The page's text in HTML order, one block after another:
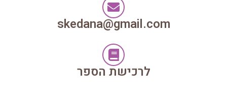
skedana@gmail.com
לרכישת הספר